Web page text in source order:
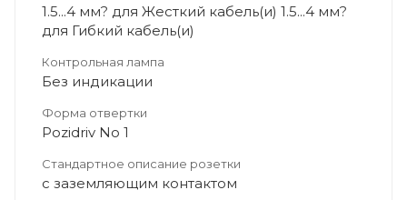
1.5...4 мм? для Жесткий кабель(и) 1.5...4 мм?
для Гибкий кабель(и)
Контрольная лампа
Без индикации
Форма отвертки
Pozidriv No 1
Стандартное описание розетки
с заземляющим контактом